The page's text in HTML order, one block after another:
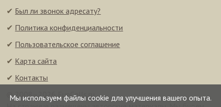
Мы используем файлы cookie для улучшения вашего опыта.
✔ Был ли звонок адресату?
✔ Политика конфиденциальности
✔ Пользовательское соглашение
✔ Карта сайта
✔ Контакты
© 2008–2026 FunCalls.ru